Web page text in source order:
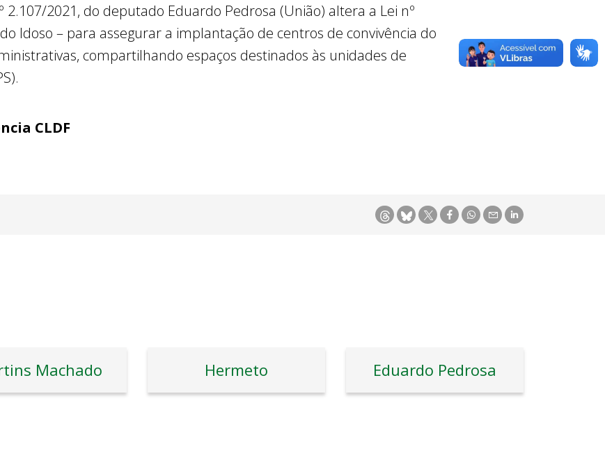
2.107/2021, do deputado Eduardo Pedrosa (União) altera a Lei nº
Idoso – para assegurar a implantação de centros de convivência do
compartilhando espaços destinados às unidades de
CLDF
Machado Hermeto Eduardo Pedrosa